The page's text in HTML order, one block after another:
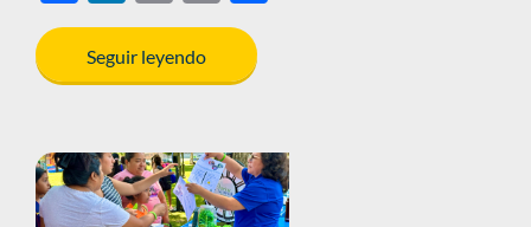
ac
e
b
o
k
n
k
e
n
m
ail
o
y
n
k
Seguir leyendo